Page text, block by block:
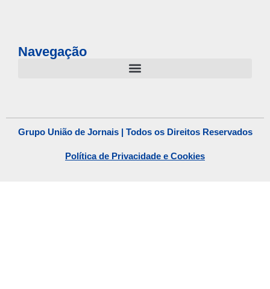
Navegação
Grupo União de Jornais | Todos os Direitos Reservados
Política de Privacidade e Cookies